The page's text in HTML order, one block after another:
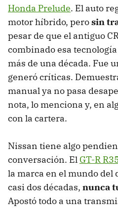
Honda Prelude. El auto
motor híbrido, perosin
pesar de que el antiguo
combinado esa
más de una década. Fue
generó críticas.
manual ya no pasa
nota, lo menciona y, en
con la cartera.
Nissan tiene algo
conversación. El GT-R
la marca en el mundo del
casi dos décadas, nunca
Apostó todo a una